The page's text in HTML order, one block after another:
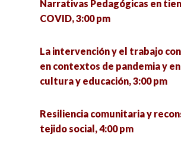
Narrativas Pedagógicas en
COVID, 3:00 pm
La intervención y el trabajo
en contextos de pandemia y
cultura y educación, 3:00 pm
Resiliencia comunitaria y
tejido social, 4:00 pm